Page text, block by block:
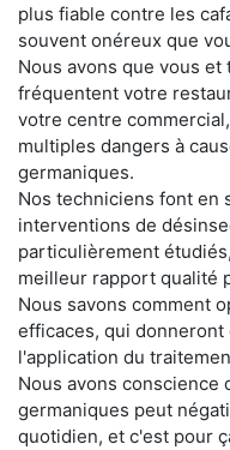
plus fiable contre les
souvent onéreux que
Nous avons que vous
fréquentent votre
votre centre
multiples dangers à
germaniques.
Nos techniciens font en
interventions de
particulièrement
meilleur rapport qualité
Nous savons comment
efficaces, qui
l'application du
Nous avons conscience
germaniques peut
quotidien, et c'est pour